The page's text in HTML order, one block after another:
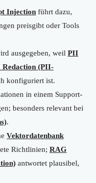
Injection führt dazu,
preisgibt oder Tools
ausgegeben, weil PII
Redaction (PII-
konfiguriert ist.
in einem Support-
besonders relevant bei
.
Vektordatenbank
Richtlinien; RAG
antwortet plausibel,